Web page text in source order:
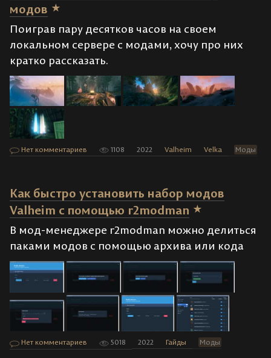
модов
Поиграв пару десятков часов на своем
локальном сервере с модами, хочу про них
кратко рассказать.
Нет комментариев 1108 2022 Valheim Velka Моды
Как быстро установить набор модов
Valheim с помощью r2modman
В мод-менеджере r2modman можно делиться
паками модов с помощью архива или кода
Нет комментариев 5018 2022 Гайды Моды